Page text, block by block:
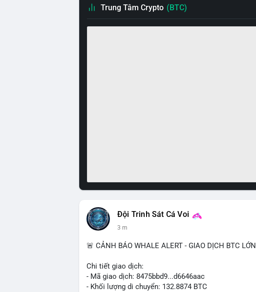
Trung Tâm Crypto (BTC)
Đội Trinh Sát Cá Voi
3 m
🚨 CẢNH BÁO WHALE ALERT - GIAO DỊCH BTC LỚN
Chi tiết giao dịch:
- Mã giao dịch: 8475bbd9...d6646aac
- Khối lượng di chuyển: 132.8874 BTC